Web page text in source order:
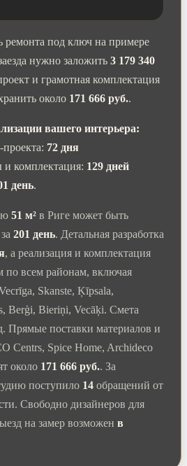
ремонта под ключ на примере
нужно заложить 3 179 340
и грамотная комплектация
около 171 666 руб..
вашего интерьера:
проекта: 72 дня
комплектация: 129 дней
день.
51 м² в Риге может быть
201 день. Детальная разработка
, а реализация и комплектация
по всем районам, включая
Skanste, Ķīpsala,
Berģi, Bieriņi, Vecāķi. Смета
Прямые поставки материалов и
Centrs, Spice Home, Archideco
около 171 666 руб.. За
поступило 14 обращений от
Свободно дизайнеров для
на замер возможен в